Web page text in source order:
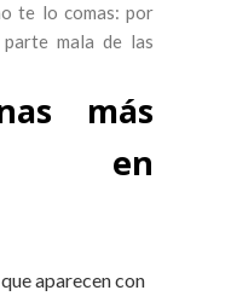
te lo comas: por
mala de las
más
en
aparecen con